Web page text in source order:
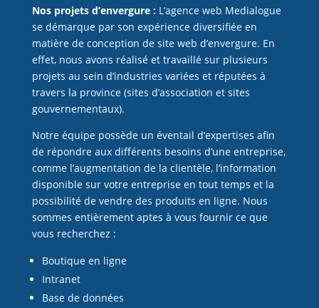
Nos projets d’envergure :L’agence web Medialogue
se démarque par son expérience diversifiée en
matière de conception de site web d’envergure. En
effet, nous avons réalisé et travaillé sur plusieurs
projets au sein d’industries variées et réputées à
travers la province (sites d’association et sites
gouvernementaux).
Notre équipe possède un éventail d’expertises afin
de répondre aux différents besoins d’une entreprise,
comme l’augmentation de la clientèle, l’information
disponible sur votre entreprise en tout temps et la
possibilité de vendre des produits en ligne. Nous
sommes entièrement aptes à vous fournir ce que
vous recherchez :
Boutique en ligne
Intranet
Base de données